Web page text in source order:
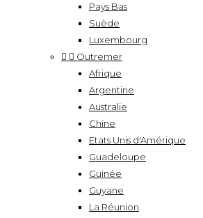
Pays Bas
Suède
Luxembourg
  Outremer
Afrique
Argentine
Australie
Chine
Etats Unis d'Amérique
Guadeloupe
Guinée
Guyane
La Réunion